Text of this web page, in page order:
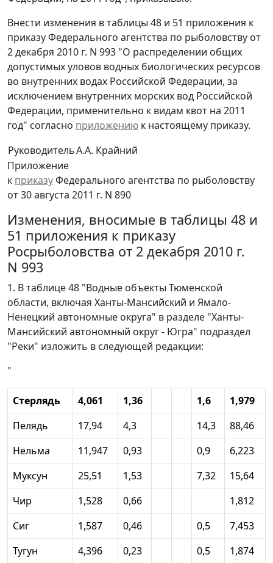
Внести изменения в таблицы 48 и 51 приложения к
приказу Федерального агентства по рыболовству от
2 декабря 2010 г. N 993 "О распределении общих
допустимых уловов водных биологических ресурсов
во внутренних водах Российской Федерации, за
исключением внутренних морских вод Российской
Федерации, применительно к видам квот на 2011
год" согласно приложению к настоящему приказу.
РуководительА.А. Крайний
Приложение
к приказуФедерального агентства по рыболовству
от 30 августа 2011 г. N 890
Изменения, вносимые в таблицы 48 и
51 приложения к приказу
Росрыболовства от 2 декабря 2010 г.
N 993
1. В таблице 48 "Водные объекты Тюменской
области, включая Ханты-Мансийский и Ямало-
Ненецкий автономные округа" в разделе "Ханты-
Мансийский автономный округ - Югра" подраздел
"Реки" изложить в следующей редакции:
"
Стерлядь 4,061 1,36 1,6
1,979
Пелядь
17,94 4,3 14,3
88,46
Нельма
11,947 0,93 0,9
6,223
Муксун
25,51 1,53 7,32
15,64
Чир
1,528 0,66
1,812
Сиг
1,587 0,46 0,5
7,453
Тугун
4,396 0,23 0,5 1,874